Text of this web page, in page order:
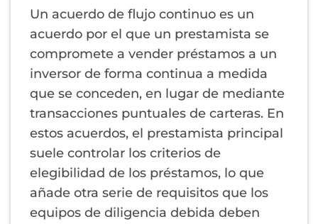
Un acuerdo de flujo continuo es un
acuerdo por el que un prestamista se
compromete a vender préstamos a un
inversor de forma continua a medida
que se conceden, en lugar de mediante
transacciones puntuales de carteras. En
estos acuerdos, el prestamista principal
suele controlar los criterios de
elegibilidad de los préstamos, lo que
añade otra serie de requisitos que los
equipos de diligencia debida deben